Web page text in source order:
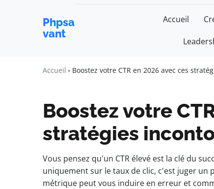
Phpsa
vant
Accueil
Accueil Boostez votre CTR en 2026 avec ces
Boostez votre
stratégies
Vous pensez qu'un CTR élevé est la clé du
uniquement sur le taux de clic, c'est juger
métrique peut vous induire en erreur et